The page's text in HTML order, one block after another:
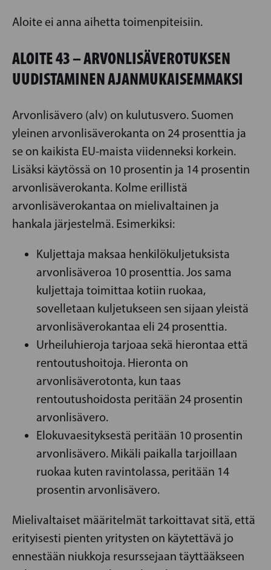
Aloite ei anna aihetta toimenpiteisiin.
ALOITE 43 – ARVONLISÄVEROTUKSEN
UUDISTAMINEN AJANMUKAISEMMAKSI
Arvonlisävero (alv) on kulutusvero. Suomen
yleinen arvonlisäverokanta on 24 prosenttia ja
se on kaikista EU-maista viidenneksi korkein.
Lisäksi käytössä on 10 prosentin ja 14 prosentin
arvonlisäverokanta. Kolme erillistä
arvonlisäverokantaa on mielivaltainen ja
hankala järjestelmä. Esimerkiksi:
Kuljettaja maksaa henkilökuljetuksista
arvonlisäveroa 10 prosenttia. Jos sama
kuljettaja toimittaa kotiin ruokaa,
sovelletaan kuljetukseen sen sijaan yleistä
arvonlisäverokantaa eli 24 prosenttia.
Urheiluhieroja tarjoaa sekä hierontaa että
rentoutushoitoja. Hieronta on
arvonlisäverotonta, kun taas
rentoutushoidosta peritään 24 prosentin
arvonlisävero.
Elokuvaesityksestä peritään 10 prosentin
arvonlisävero. Mikäli paikalla tarjoillaan
ruokaa kuten ravintolassa, peritään 14
prosentin arvonlisävero.
Mielivaltaiset määritelmät tarkoittavat sitä, että
erityisesti pienten yritysten on käytettävä jo
ennestään niukkoja resurssejaan täyttääkseen